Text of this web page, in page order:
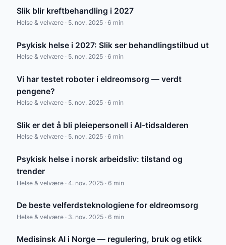
Slik blir kreftbehandling i 2027
Helse & velvære · 5. nov. 2025 · 6 min
Psykisk helse i 2027: Slik ser behandlingstilbud ut
Helse & velvære · 5. nov. 2025 · 6 min
Vi har testet roboter i eldreomsorg — verdt
pengene?
Helse & velvære · 5. nov. 2025 · 6 min
Slik er det å bli pleiepersonell i AI-tidsalderen
Helse & velvære · 5. nov. 2025 · 6 min
Psykisk helse i norsk arbeidsliv: tilstand og
trender
Helse & velvære · 4. nov. 2025 · 6 min
De beste velferdsteknologiene for eldreomsorg
Helse & velvære · 3. nov. 2025 · 6 min
Medisinsk AI i Norge — regulering, bruk og etikk